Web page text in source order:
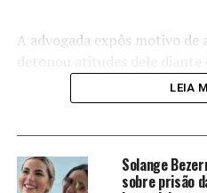
A advogada expôs motivo
Vixi! Parece que o clima não
Deolane Bezerra e Fiuk. Os
LEIA
Solange
sobre prisão